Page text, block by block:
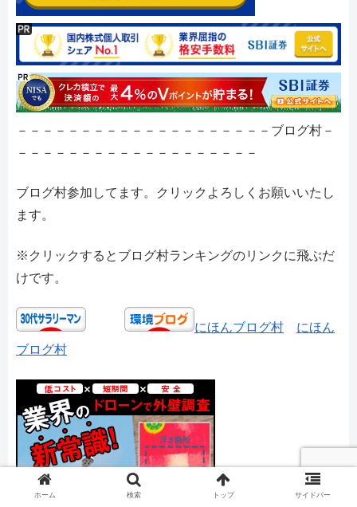
－－－－－－－－－－－－－－－－－－－－ブログ村－
－－－－－－－－－－－－－－－－－－－
ブログ村参加してます。クリックよろしくお願いいたし
ます。
※クリックするとブログ村ランキングのリンクに飛ぶだ
けです。
にほんブログ村
にほん
ブログ村
ホーム 検索 トップ サイドバー